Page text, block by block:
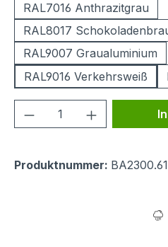
RAL7016 Anthrazitgrau
RAL8017
RAL9007 Graualuminium
RAL9016 Verkehrsweiß
Produkt Anzahl:
Produktnummer: